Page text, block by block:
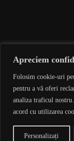
Apreciem
Folosim cookie-uri
pentru a vă oferi
analiza traficul
acord cu utilizarea
Personalizați
021.212.12.99 /
STR.